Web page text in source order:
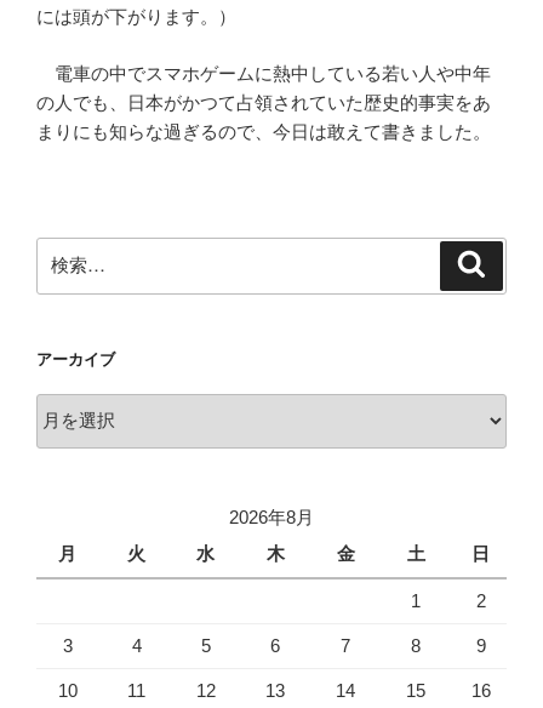
には頭が下がります。）
電車の中でスマホゲームに熱中している若い人や中年
の人でも、日本がかつて占領されていた歴史的事実をあ
まりにも知らな過ぎるので、今日は敢えて書きました。
索:
アーカイブ
ー
2026年8月
月
火 水 木 金 土 日
1 2
3 4 5 6 7 8 9
10 11 12 13 14 15 16